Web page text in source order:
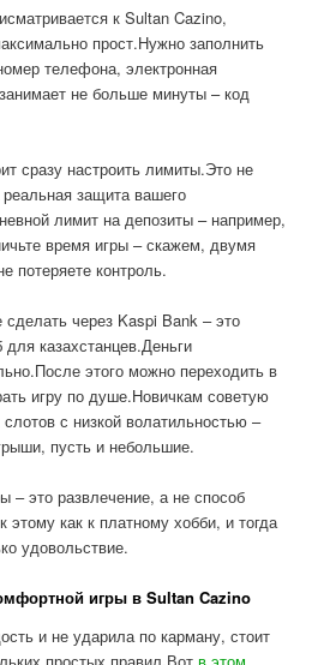
к Sultan Cazino,
прост.Нужно заполнить
телефона, электронная
не больше минуты – код
сразу настроить лимиты.Это не
защита вашего
лимит на депозиты – например,
время игры – скажем, двумя
потеряете контроль.
через Kaspi Bank – это
казахстанцев.Деньги
этого можно переходить в
игру по душе.Новичкам советую
с низкой волатильностью –
пусть и небольшие.
– это развлечение, а не способ
этому как к платному хобби, и тогда
удовольствие.
игры в Sultan Cazino
и не ударила по карману, стоит
простых правил.Вотв этом